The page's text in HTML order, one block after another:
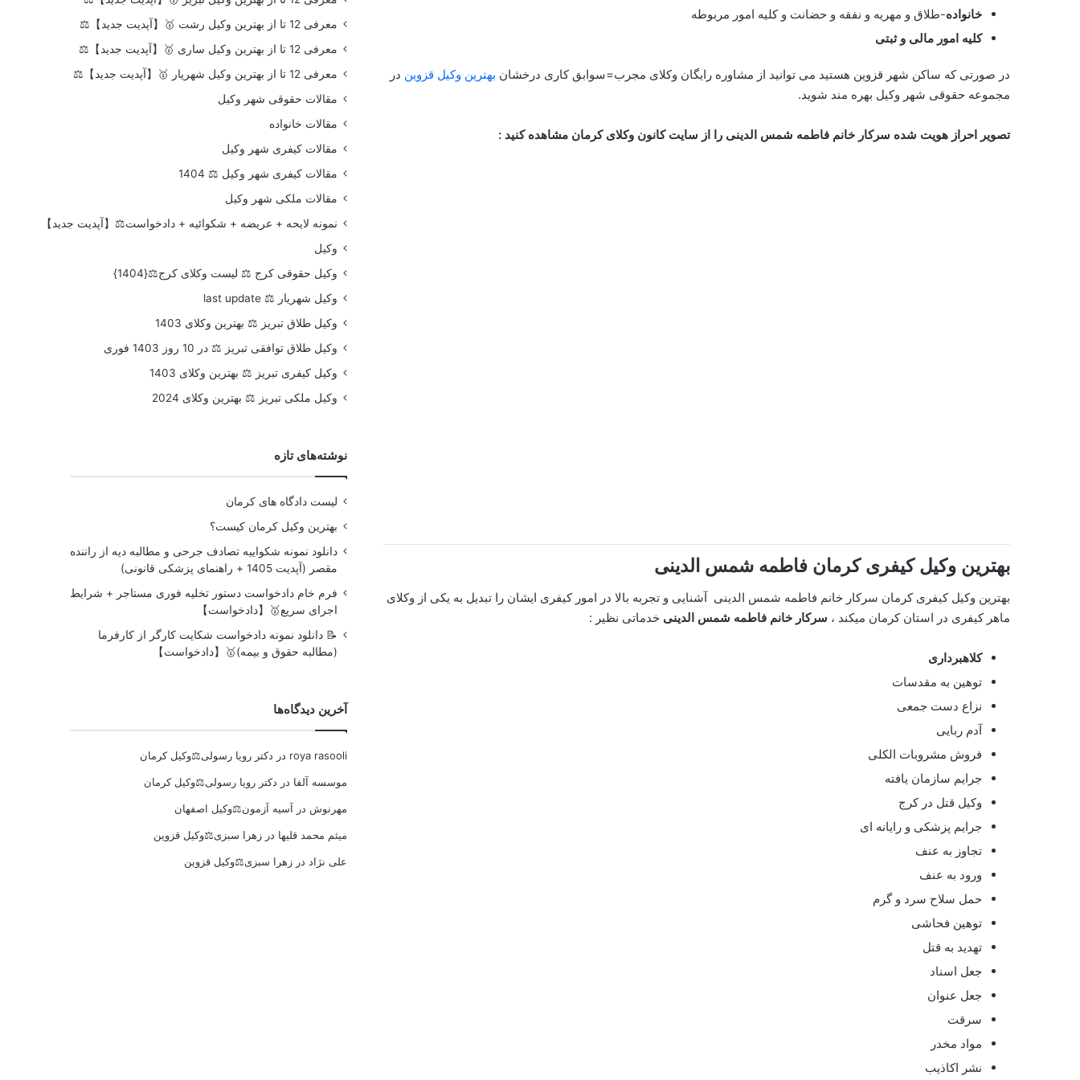
خانواده-طلاق و مهریه و نفقه و حضانت و کلیه امور مربوطه
کلیه امور مالی و ثبتی
در صورتی که ساکن شهر قزوین هستید می توانید از مشاوره رایگان وکلای مجرب=سوابق کاری درخشان بهترین وکیل قزوین در
مجموعه حقوقی شهر وکیل بهره مند شوید.
تصویر احراز هویت شده سرکار خانم فاطمه شمس الدینی را از سایت کانون وکلای کرمان مشاهده کنید :
بهترین وکیل کیفری کرمان فاطمه شمس الدینی
بهترین وکیل کیفری کرمان سرکار خانم فاطمه شمس الدینی آشنایی و تجربه بالا در امور کیفری ایشان را تبدیل به یکی از وکلای
ماهر کیفری در استان کرمان میکند ، سرکار خانم فاطمه شمس الدینی خدماتی نظیر :
کلاهبرداری
توهین به مقدسات
نزاع دست جمعی
آدم ربایی
فروش مشروبات الکلی
جرایم سازمان یافته
وکیل قتل در کرج
جرایم پزشکی و رایانه ای
تجاوز به عنف
ورود به عنف
حمل سلاح سرد و گرم
توهین فحاشی
تهدید به قتل
جعل اسناد
جعل عنوان
سرقت
مواد مخدر
نشر اکاذیب
معرفی 12 تا از بهترین وکیل رشت 🥇【آپدیت جدید】⚖️
معرفی 12 تا از بهترین وکیل ساری 🥇【آپدیت جدید】⚖️
معرفی 12 تا از بهترین وکیل شهریار 🥇【آپدیت جدید】⚖️
مقالات حقوقی شهر وکیل
مقالات خانواده
مقالات کیفری شهر وکیل
مقالات کیفری شهر وکیل ⚖️ 1404
مقالات ملکی شهر وکیل
نمونه لایحه + عریضه + شکوائیه + دادخواست⚖️【آپدیت جدید】
وکیل
وکیل حقوقی کرج ⚖️ لیست وکلای کرج⚖️{1404}
وکیل شهریار ⚖️ last update
وکیل طلاق تبریز ⚖️ بهترین وکلای 1403
وکیل طلاق توافقی تبریز ⚖️ در 10 روز 1403 فوری
وکیل کیفری تبریز ⚖️ بهترین وکلای 1403
وکیل ملکی تبریز ⚖️ بهترین وکلای 2024
نوشته‌های تازه
لیست دادگاه های کرمان
بهترین وکیل کرمان کیست؟
دانلود نمونه شکواییه تصادف جرحی و مطالبه دیه از راننده
مقصر (آپدیت 1405 + راهنمای پزشکی قانونی)
فرم خام دادخواست دستور تخلیه فوری مستاجر + شرایط
اجرای سریع🥇【دادخواست】
📝 دانلود نمونه دادخواست شکایت کارگر از کارفرما
(مطالبه حقوق و بیمه)🥇【دادخواست】
آخرین دیدگاه‌ها
roya rasooli در دکتر رویا رسولی⚖️وکیل کرمان
موسسه آلفا در دکتر رویا رسولی⚖️وکیل کرمان
مهرنوش در آسیه آزمون⚖️وکیل اصفهان
میثم محمد قلیها درزهرا سبزی⚖️وکیل قزوین
علی نژاد درزهرا سبزی⚖️وکیل قزوین